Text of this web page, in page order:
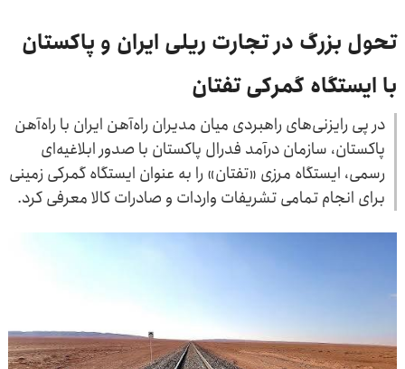
تحول بزرگ در تجارت ریلی ایران و پاکستان
با ایستگاه گمرکی تفتان
در پی رایزنی‌های راهبردی میان مدیران راه‌آهن ایران با راه‌آهن
پاکستان، سازمان درآمد فدرال پاکستان با صدور ابلاغیه‌ای
رسمی، ایستگاه مرزی «تفتان» را به عنوان ایستگاه گمرکی زمینی
برای انجام تمامی تشریفات واردات و صادرات کالا معرفی کرد.